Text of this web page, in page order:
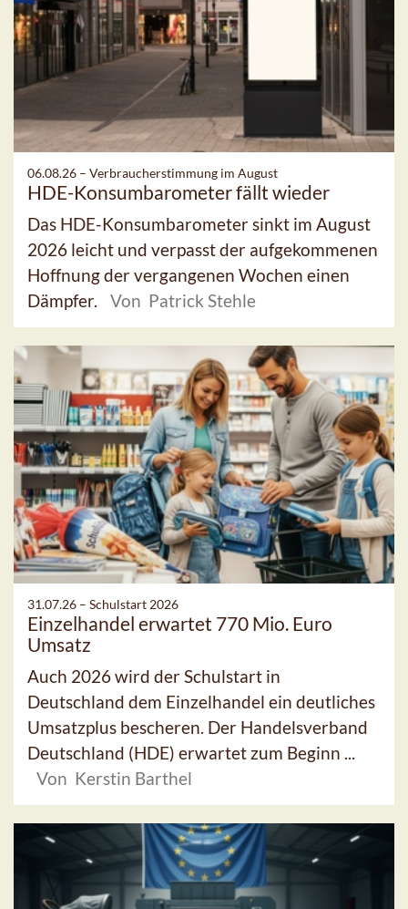
06.08.26 – Verbraucherstimmung im August
HDE-Konsumbarometer fällt wieder
Das HDE-Konsumbarometer sinkt im August
2026 leicht und verpasst der aufgekommenen
Hoffnung der vergangenen Wochen einen
Dämpfer.
Von Patrick Stehle
31.07.26 – Schulstart 2026
Einzelhandel erwartet 770 Mio. Euro
Umsatz
Auch 2026 wird der Schulstart in
Deutschland dem Einzelhandel ein deutliches
Umsatzplus bescheren. Der Handelsverband
Deutschland (HDE) erwartet zum Beginn ...
Von Kerstin Barthel